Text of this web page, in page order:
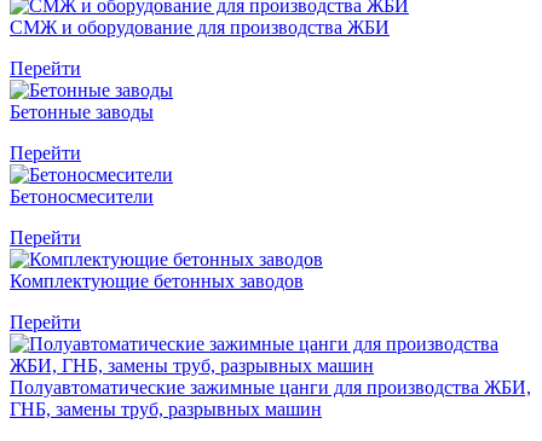
СМЖ и оборудование для производства ЖБИ
Перейти
Бетонные заводы
Перейти
Бетоносмесители
Перейти
Комплектующие бетонных заводов
Перейти
Полуавтоматические зажимные цанги для производства ЖБИ,
ГНБ, замены труб, разрывных машин